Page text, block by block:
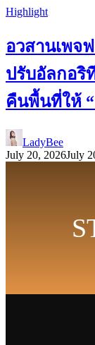
Highlight
อวสานเพจ
ปรับอัลกอริ
คืนพื้นที่ให้ “
LadyBee
July 20, 2026July